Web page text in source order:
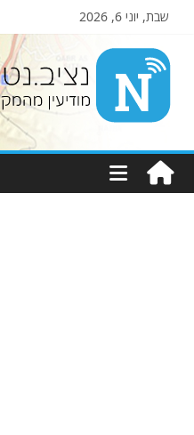
שבת, יוני 6, 2026
Nziv.net
מודיעין
מהמקורות